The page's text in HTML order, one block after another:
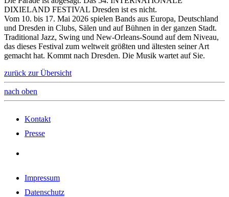
DIXIELAND FESTIVAL Dresden ist es nicht.
Vom 10. bis 17. Mai 2026 spielen Bands aus Europa, Deutschland
und Dresden in Clubs, Sälen und auf Bühnen in der ganzen Stadt.
Traditional Jazz, Swing und New-Orleans-Sound auf dem Niveau,
das dieses Festival zum weltweit größten und ältesten seiner Art
gemacht hat. Kommt nach Dresden. Die Musik wartet auf Sie.
zurück zur Übersicht
nach oben
Kontakt
Presse
Impressum
Datenschutz